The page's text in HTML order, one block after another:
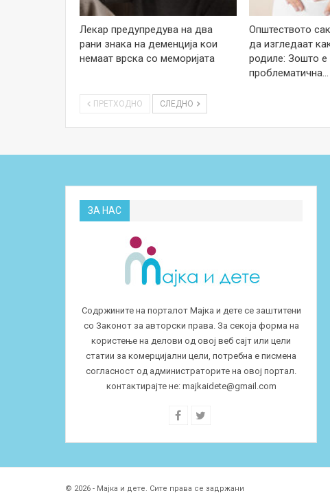
Лекар предупредува на два
рани знака на деменција кои
немаат врска со меморијата
Општеството
да изгледаат
родиле: Зошто е
проблематична…
ПРЕТХОДНО СЛЕДНО
ЗА НАС
Содржините на порталот Мајка и дете се заштитени
со Законот за авторски права. За секоја форма на
користење на делови од овој веб сајт или цели
статии за комерцијални цели, потребна е писмена
согласност од администраторите на овој портал.
контактирајте не: majkaidete@gmail.com
© 2026 - Мајка и дете. Сите права се задржани